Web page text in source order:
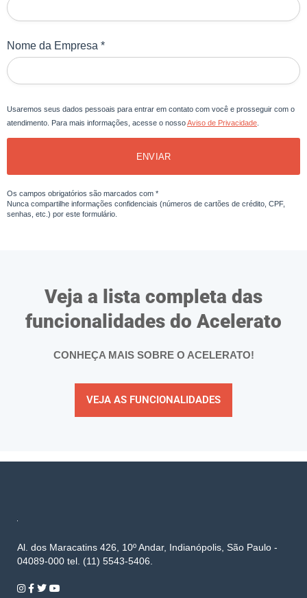
Nome da Empresa *
Usaremos seus dados pessoais para entrar em contato com você e prosseguir com o
atendimento. Para mais informações, acesse o nossoAviso de Privacidade
ENVIAR
Os campos obrigatórios são marcados com *
Nunca compartilhe informações confidenciais (números de cartões de crédito, CPF,
senhas, etc.) por este formulário.
Veja a lista completa das
funcionalidades do Acelerato
CONHEÇA MAIS SOBRE O ACELERATO!
VEJA AS FUNCIONALIDADES
Al. dos Maracatins 426, 10º Andar, Indianópolis, São Paulo -
04089-000 tel. (11) 5543-5406.